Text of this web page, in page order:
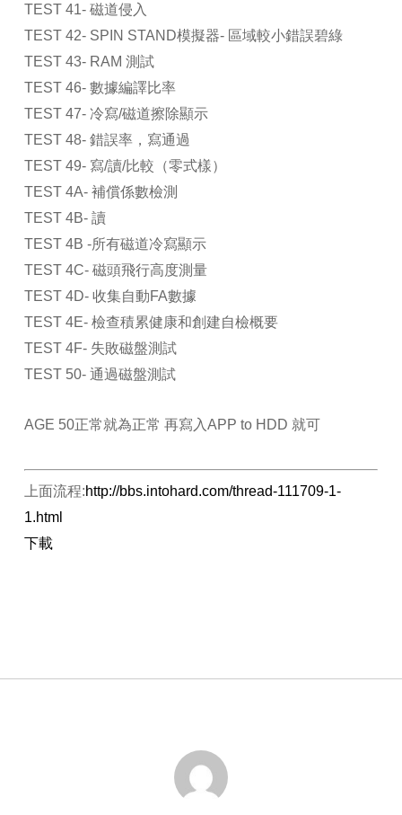
TEST 41- 磁道侵入
TEST 42- SPIN STAND模擬器- 區域較小錯誤碧綠
TEST 43- RAM 測試
TEST 46- 數據編譯比率
TEST 47- 冷寫/磁道擦除顯示
TEST 48- 錯誤率，寫通過
TEST 49- 寫/讀/比較（零式樣）
TEST 4A- 補償係數檢測
TEST 4B- 讀
TEST 4B -所有磁道冷寫顯示
TEST 4C- 磁頭飛行高度測量
TEST 4D- 收集自動FA數據
TEST 4E- 檢查積累健康和創建自檢概要
TEST 4F- 失敗磁盤測試
TEST 50- 通過磁盤測試
AGE 50正常就為正常 再寫入APP to HDD 就可
上面流程:http://bbs.intohard.com/thread-111709-1-
1.html
下載